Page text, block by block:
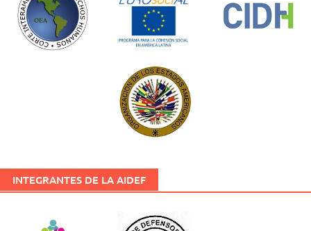
INTEGRANTES DE LA AIDEF